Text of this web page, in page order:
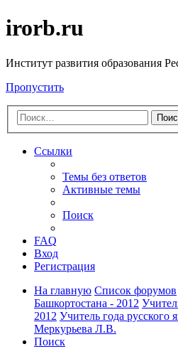
irorb.ru
Институт развития образования
Пропустить
Ссылки
Темы без ответов
Активные темы
Поиск
FAQ
Вход
Регистрация
На главную Список форумов
Башкортостана - 2012
2012 Учитель года русского
Меркурьева Л.В.
Поиск